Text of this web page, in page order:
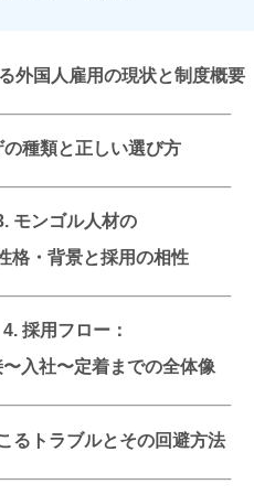
外国人雇用の現状と制度概要
の種類と正しい選び方
モンゴル人材の
格・背景と採用の相性
4. 採用フロー：
入社〜定着までの全体像
るトラブルとその回避方法